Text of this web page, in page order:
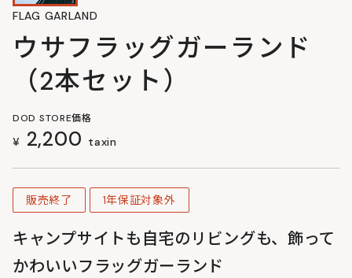
FLAG GARLAND
ウサフラッグガーランド
（2本セット）
DOD STORE価格
¥ 2,200 taxin
販売終了 1年保証対象外
キャンプサイトも自宅のリビングも、飾って
かわいいフラッグガーランド